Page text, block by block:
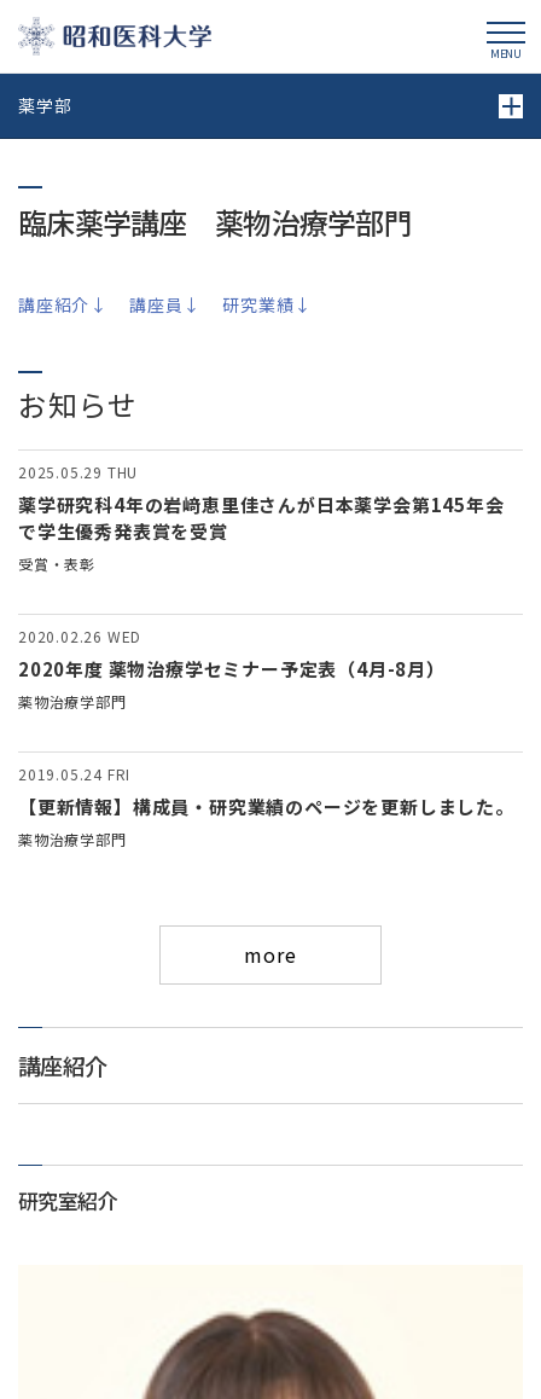
MENU
薬学部
臨床薬学講座 薬物治療学部門
講座紹介↓ 講座員↓ 研究業績↓
お知らせ
2025.05.29 THU
薬学研究科4年の岩﨑恵里佳さんが日本薬学会第145年会
で学生優秀発表賞を受賞
受賞・表彰
2020.02.26 WED
2020年度 薬物治療学セミナー予定表（4月-8月）
薬物治療学部門
2019.05.24 FRI
【更新情報】構成員・研究業績のページを更新しました。
薬物治療学部門
more
講座紹介
研究室紹介